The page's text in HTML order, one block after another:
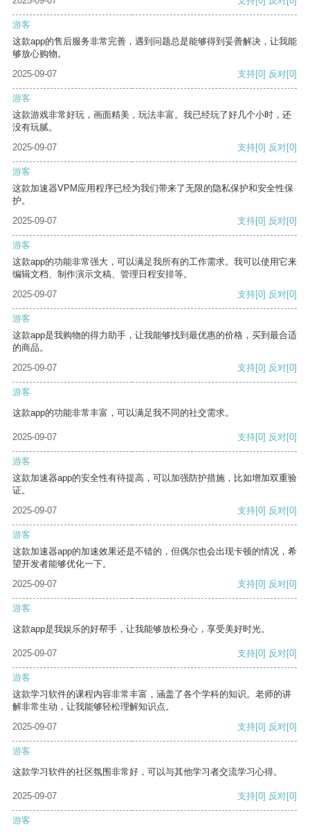
游客
这款app的售后服务非常完善，遇到问题总是能够得到妥善解决，让我能
够放心购物。
2025-09-07
支持[0] 反对[0]
游客
这款游戏非常好玩，画面精美，玩法丰富。我已经玩了好几个小时，还
没有玩腻。
2025-09-07
支持[0] 反对[0]
游客
这款加速器VPM应用程序已经为我们带来了无限的隐私保护和安全性保
护。
2025-09-07
支持[0] 反对[0]
游客
这款app的功能非常强大，可以满足我所有的工作需求。我可以使用它来
编辑文档、制作演示文稿、管理日程安排等。
2025-09-07
支持[0] 反对[0]
游客
这款app是我购物的得力助手，让我能够找到最优惠的价格，买到最合适
的商品。
2025-09-07
支持[0] 反对[0]
游客
这款app的功能非常丰富，可以满足我不同的社交需求。
2025-09-07 支持[0] 反对[0]
游客
这款加速器app的安全性有待提高，可以加强防护措施，比如增加双重验
证。
2025-09-07
支持[0] 反对[0]
游客
这款加速器app的加速效果还是不错的，但偶尔也会出现卡顿的情况，希
望开发者能够优化一下。
2025-09-07
支持[0] 反对[0]
游客
这款app是我娱乐的好帮手，让我能够放松身心，享受美好时光。
2025-09-07 支持[0] 反对[0]
游客
这款学习软件的课程内容非常丰富，涵盖了各个学科的知识。老师的讲
解非常生动，让我能够轻松理解知识点。
2025-09-07
支持[0] 反对[0]
游客
这款学习软件的社区氛围非常好，可以与其他学习者交流学习心得。
2025-09-07 支持[0] 反对[0]
游客